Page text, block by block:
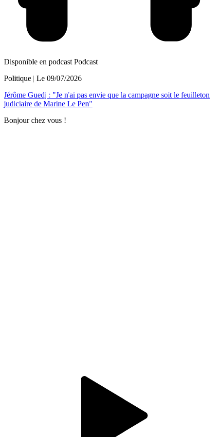
Disponible en podcast Podcast
Politique | Le 09/07/2026
Jérôme Guedj : "Je n'ai pas envie que la campagne soit le feuilleton
judiciaire de Marine Le Pen"
Bonjour chez vous !